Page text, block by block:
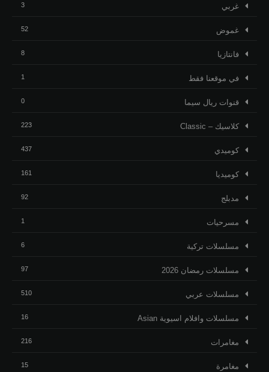
غربي 3
غموض 52
فانتازيا 8
في موقعنا فقط 1
قنوات ريال سيما 0
كلاسيك – Classic 223
كوميدي 437
كوميديا 161
مدبلج 92
مسرحيات 1
مسلسلات تركية 6
مسلسلات رمضان 2026 97
مسلسلات عربي 510
مسلسلات وافلام اسيوية Asian 16
مغامرات 216
مغامرة 15